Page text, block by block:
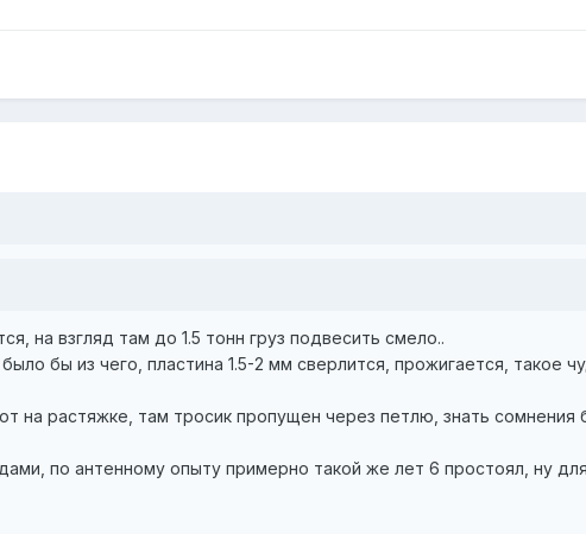
на взгляд там до 1.5 тонн груз подвесить смело..
бы из чего, пластина 1.5-2 мм сверлится, прожигается, такое
на растяжке, там тросик пропущен через петлю, знать сомнения
по антенному опыту примерно такой же лет 6 простоял, ну